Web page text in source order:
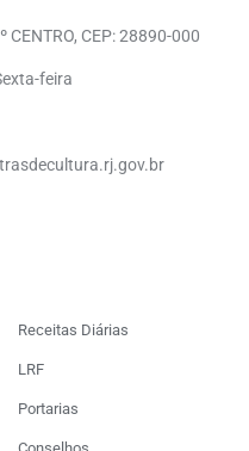
CENTRO, CEP: 28890-000
feira
Receitas Diárias
LRF
Portarias